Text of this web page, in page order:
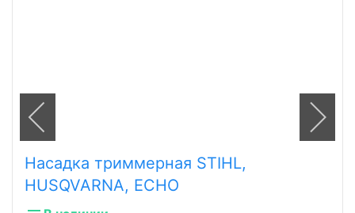
Насадка триммерная STIHL,
HUSQVARNA, ECHO